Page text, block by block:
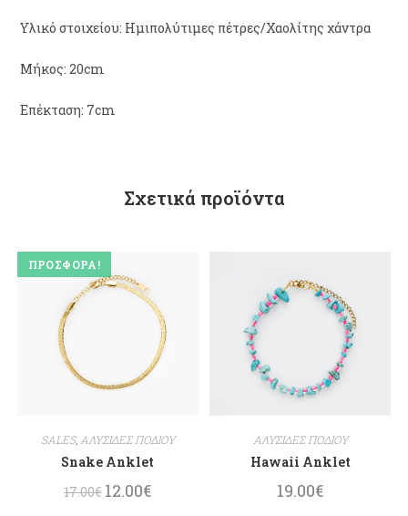
Υλικό στοιχείου: Ημιπολύτιμες πέτρες/Χαολίτης χάντρα
Μήκος: 20cm
Επέκταση: 7cm
Σχετικά προϊόντα
ΠΡΟΣΦΟΡΆ!
SALES, ΑΛΥΣΙΔΕΣ ΠΟΔΙΟΥ
Snake Anklet
17.00€ 12.00€
ΑΛΥΣΙΔΕΣ ΠΟΔΙΟΥ
Hawaii Anklet
19.00€